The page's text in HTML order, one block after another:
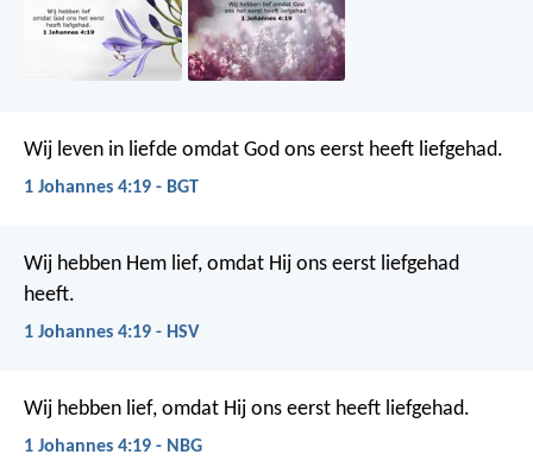
Wij leven in liefde omdat God ons eerst heeft liefgehad.
1 Johannes 4:19 - BGT
Wij hebben Hem lief, omdat Hij ons eerst liefgehad
heeft.
1 Johannes 4:19 - HSV
Wij hebben lief, omdat Hij ons eerst heeft liefgehad.
1 Johannes 4:19 - NBG